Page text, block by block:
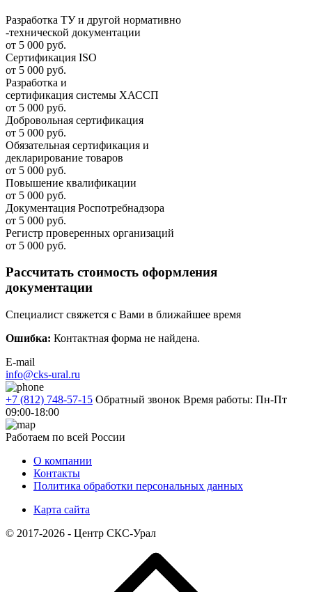
Разработка ТУ и другой нормативно
-технической документации
от 5 000 руб.
Сертификация ISO
от 5 000 руб.
Разработка и
cертификация системы ХАССП
от 5 000 руб.
Добровольная сертификация
от 5 000 руб.
Обязательная сертификация и
декларирование товаров
от 5 000 руб.
Повышение квалификации
от 5 000 руб.
Документация Роспотребнадзора
от 5 000 руб.
Регистр проверенных организаций
от 5 000 руб.
Рассчитать стоимость оформления
документации
Специалист свяжется с Вами в ближайшее время
Ошибка: Контактная форма не найдена.
E-mail
info@cks-ural.ru
+7 (812) 748-57-15 Обратный звонок Время работы: Пн-Пт
09:00-18:00
Работаем по всей России
О компании
Контакты
Политика обработки персональных данных
Карта сайта
© 2017-2026 - Центр СКС-Урал